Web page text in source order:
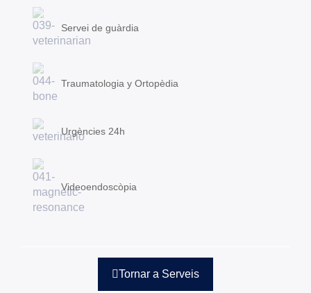
Servei de guàrdia
Traumatologia y Ortopèdia
Urgències 24h
Videoendoscòpia
Tornar a Serveis